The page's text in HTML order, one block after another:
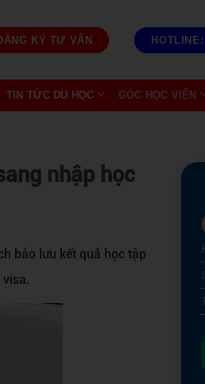
KÝ TƯ VẤN
TIN TỨC DU HỌC GÓC HỌC VIÊN
nhập học
bảo lưu kết quả học tập